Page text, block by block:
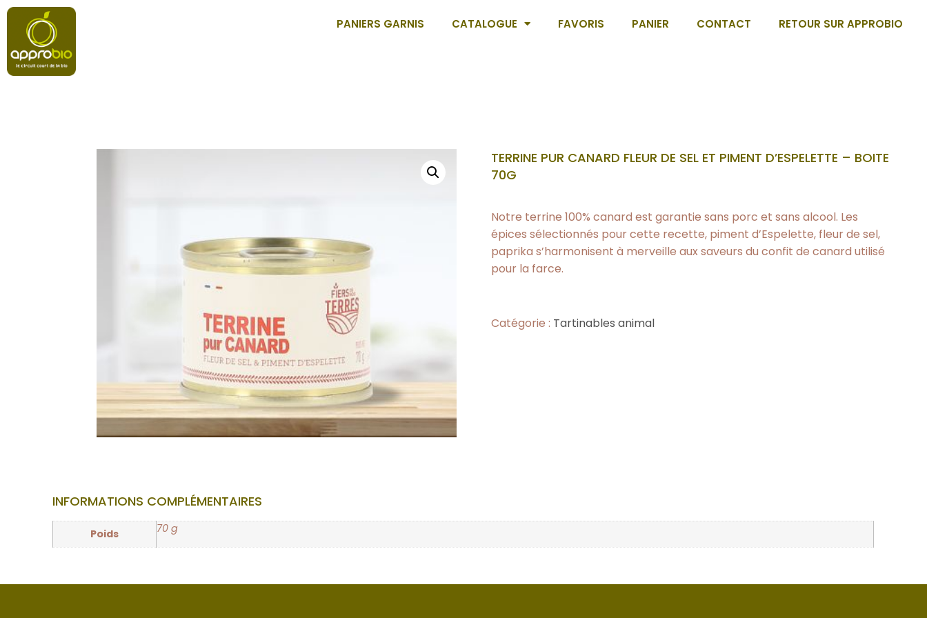
PANIERS GARNIS CATALOGUE FAVORIS PANIER CONTACT RETOUR SUR APPROBIO
TERRINE PUR CANARD FLEUR DE SEL ET PIMENT D’ESPELETTE – BOITE
70G
Notre terrine 100% canard est garantie sans porc et sans alcool. Les
épices sélectionnés pour cette recette, piment d’Espelette, fleur de sel,
paprika s’harmonisent à merveille aux saveurs du confit de canard utilisé
pour la farce.
Catégorie : Tartinables animal
INFORMATIONS COMPLÉMENTAIRES
Poids 70 g